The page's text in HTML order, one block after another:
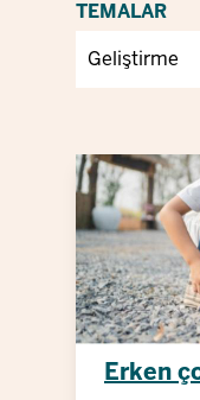
TEMALAR
Erken